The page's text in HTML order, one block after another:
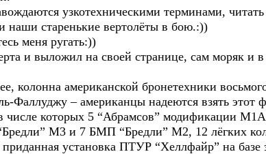
узкотехническими терминами,
наши старенькие вертолёты в бою.:))
меня ругать:))
и выложил на своей странице, сам моряк и
колонна американской бронетехники
Фаллуджу – американцы надеются взять
числе которых 5 “Абрамсов” модификации
М3 и 7 БМП “Бредли” М2, 12 лёгких
установка ПТУР “Хеллфайр” на